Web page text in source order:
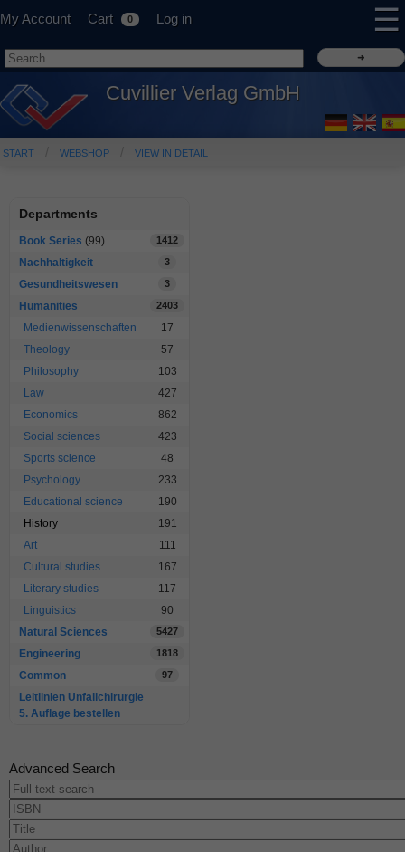
My Account Cart 0 Log in ☰
Cuvillier Verlag GmbH
START WEBSHOP VIEW IN DETAIL
Departments
Book Series (99) 1412
Nachhaltigkeit 3
Gesundheitswesen 3
Humanities 2403
Medienwissenschaften
17
Theology
57
Philosophy
103
Law
427
Economics
862
Social sciences
423
Sports science
48
Psychology
233
Educational science
190
History
191
Art
111
Cultural studies
167
Literary studies
117
Linguistics
90
Natural Sciences
5427
Engineering 1818
Common 97
Leitlinien Unfallchirurgie
5. Auflage bestellen
Advanced Search